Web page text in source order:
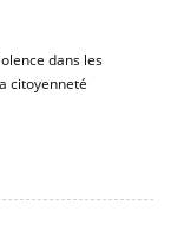
dans les
citoyenneté